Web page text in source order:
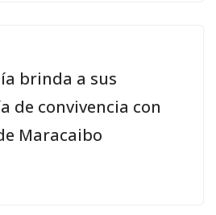
brinda a sus
de convivencia con
Maracaibo